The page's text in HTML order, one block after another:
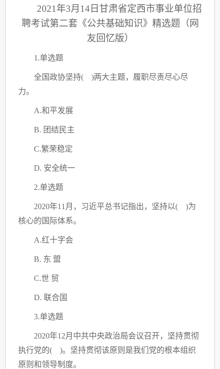
2021年3月14日甘肃省定西市事业单位招
聘考试第二套《公共基础知识》精选题（网
友回忆版）
1.单选题
全国政协坚持( )两大主题，履职尽责尽心尽
力。
A.和平发展
B. 团结民主
C.繁荣稳定
D. 安全统一
2.单选题
2020年11月，习近平总书记指出，坚持以( )为
核心的国际体系。
A.红十字会
B. 东 盟
C.世 贸
D. 联合国
3.单选题
2020年12月中共中央政治局会议召开，坚持贯彻
执行党的( )。坚持贯彻该原则是我们党的根本组织
原则和领导制度。